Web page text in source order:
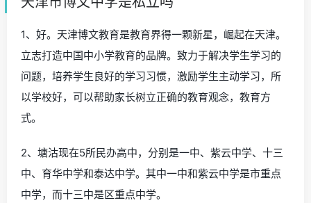
1、好。天津博文教育是教育界得一颗新星，崛起在天津。
立志打造中国中小学教育的品牌。致力于解决学生学习的
问题，培养学生良好的学习习惯，激励学生主动学习，所
以学校好，可以帮助家长树立正确的教育观念，教育方
式。
2、塘沽现在5所民办高中，分别是一中、紫云中学、十三
中、育华中学和泰达中学。其中一中和紫云中学是市重点
中学，而十三中是区重点中学。